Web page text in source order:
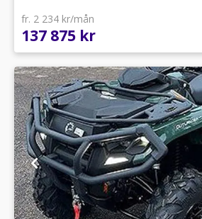
fr. 2 234 kr/mån
137 875 kr